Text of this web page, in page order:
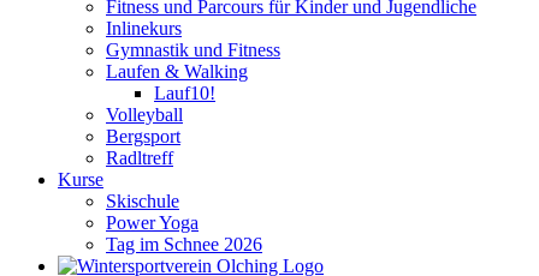
Fitness und Parcours für Kinder und Jugendliche
Inlinekurs
Gymnastik und Fitness
Laufen & Walking
Lauf10!
Volleyball
Bergsport
Radltreff
Kurse
Skischule
Power Yoga
Tag im Schnee 2026